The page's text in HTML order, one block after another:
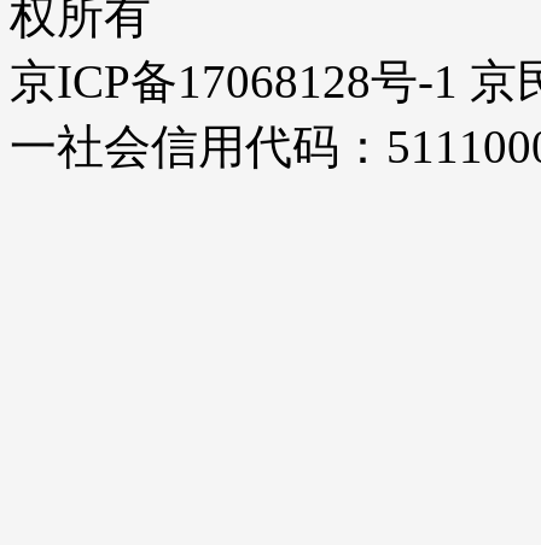
权所有
京ICP备17068128号-1
一社会信用代码：